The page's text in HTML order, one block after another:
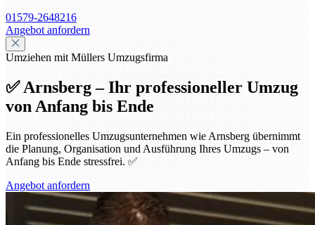
01579-2648216
Angebot anfordern
Umziehen mit Müllers Umzugsfirma
✅ Arnsberg – Ihr professioneller Umzug
von Anfang bis Ende
Ein professionelles Umzugsunternehmen wie Arnsberg übernimmt
die Planung, Organisation und Ausführung Ihres Umzugs – von
Anfang bis Ende stressfrei. ✅
Angebot anfordern